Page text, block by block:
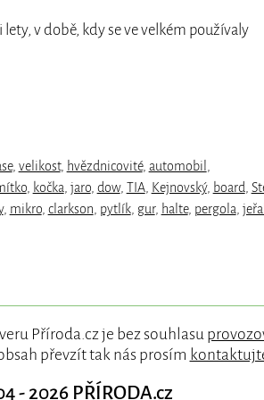
v době, kdy se ve velkém používaly
, velikost, hvězdnicovité, automobil
, kočka jaro, dow, TIA, Kejnovský, board
, mikro, clarkson pytlík, gur, halte, pergola
Příroda.cz je bez souhlasu
převzít tak nás prosím
- 2026 PŘÍRODA.cz